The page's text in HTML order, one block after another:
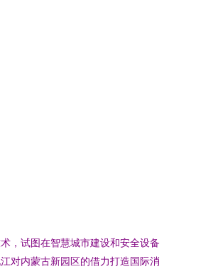
，试图在智慧城市建设和安全设备
对内蒙古新园区的借力打造国际消